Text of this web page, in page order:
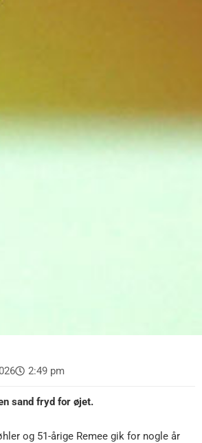
2:49 pm
sand fryd for øjet.
og 51-årige Remee gik for nogle år